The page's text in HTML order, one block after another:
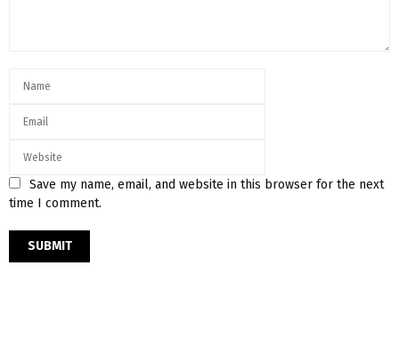
Save my name, email, and website in this browser for the next
time I comment.